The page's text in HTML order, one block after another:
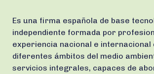
Es una firma española de base
independiente formada por
experiencia nacional e internacional
diferentes ámbitos del medio
servicios integrales, capaces de